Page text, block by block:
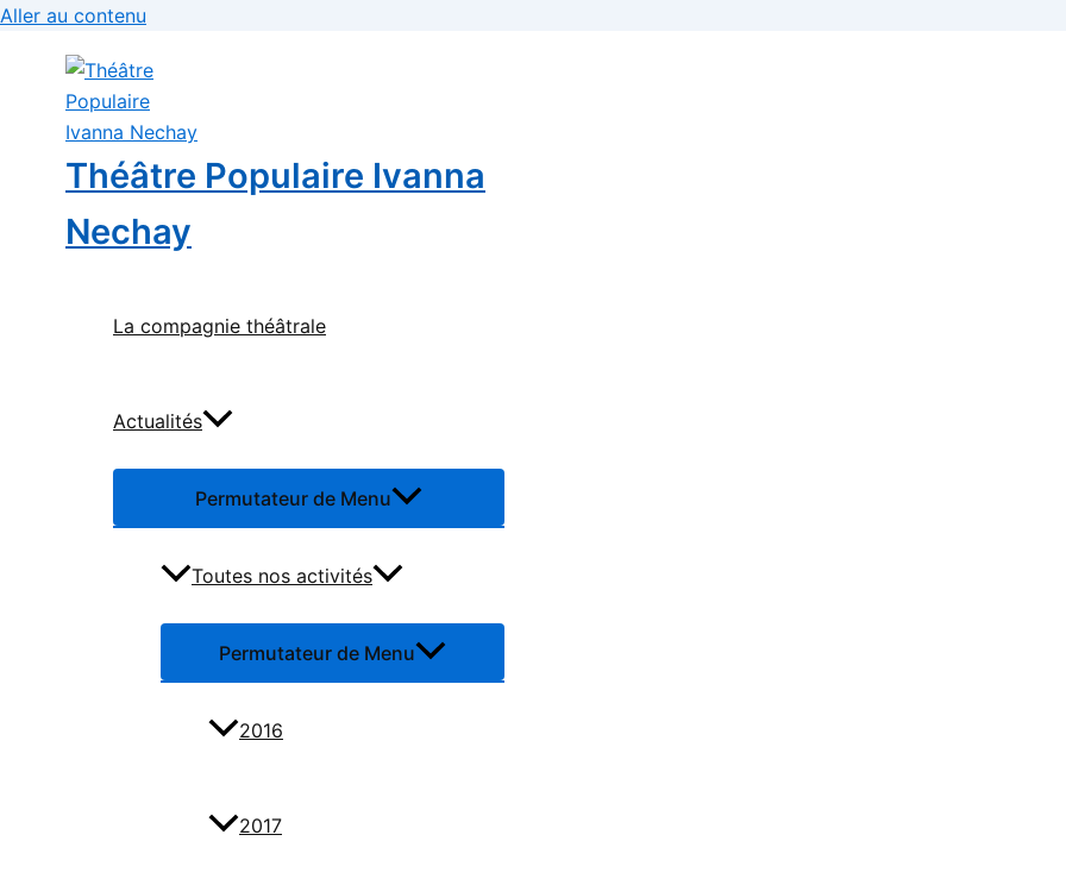
Aller au contenu
Théâtre Populaire Ivanna
Nechay
La compagnie théâtrale
Actualités
Permutateur de Menu
Toutes nos activités
Permutateur de Menu
2016
2017